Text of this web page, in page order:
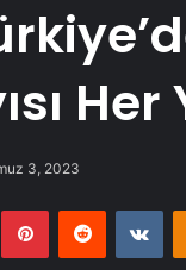
Her
3, 2023
PinterestReddit